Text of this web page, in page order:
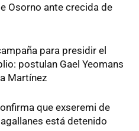
Osorno ante crecida de
para presidir el
postulan Gael Yeomans
Martínez
que exseremi de
está detenido